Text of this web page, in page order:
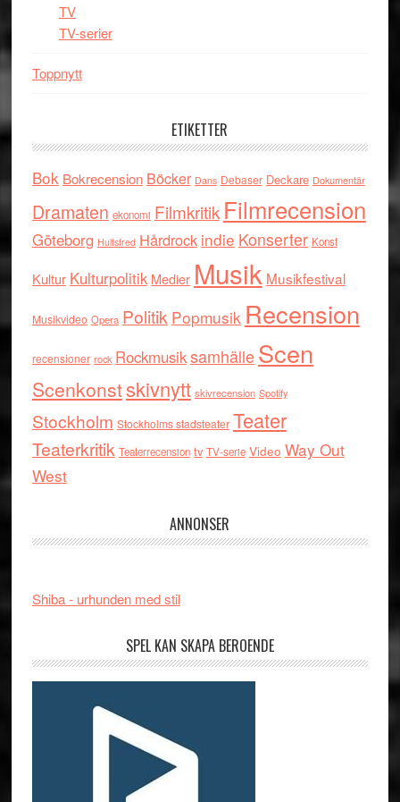
TV
TV-serier
Toppnytt
ETIKETTER
Bok Bokrecension Böcker Dans Debaser Deckare Dokumentär
Dramaten ekonomi Filmkritik Filmrecension
Göteborg Hultsfred Hårdrock indie Konserter Konst
Kultur Kulturpolitik Medier Musik Musikfestival
Musikvideo Opera Politik Popmusik Recension
recensioner rock RockmusiksamhälleScen
Scenkonstskivnytt skivrecension Spotify
Stockholm Stockholms stadsteater Teater
Teaterkritik Teaterrecension tv TV-serie Video Way Out
West
ANNONSER
Shiba - urhunden med stil
SPEL KAN SKAPA BEROENDE